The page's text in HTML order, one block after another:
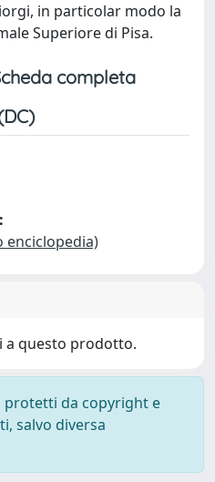
in particolar modo la
Superiore di Pisa.
completa
enciclopedia)
a questo prodotto.
protetti da copyright e
salvo diversa